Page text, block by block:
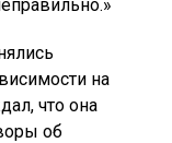
на
что она
об